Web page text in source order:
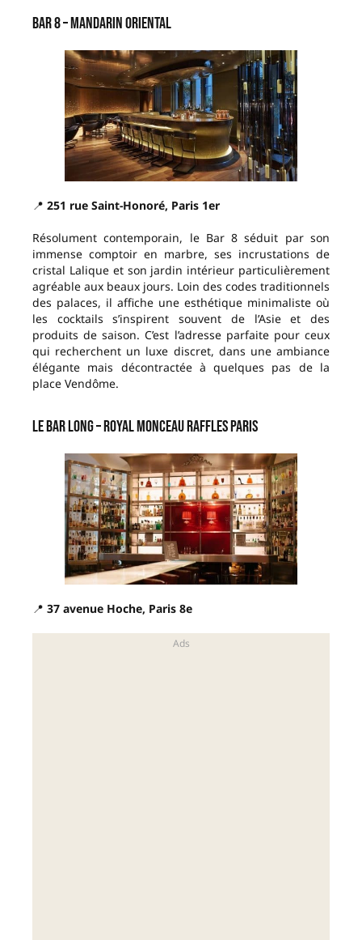
Bar 8 – Mandarin Oriental
📍 251 rue Saint-Honoré, Paris 1er
Résolument contemporain, le Bar 8 séduit par son
immense comptoir en marbre, ses incrustations de
cristal Lalique et son jardin intérieur particulièrement
agréable aux beaux jours. Loin des codes traditionnels
des palaces, il affiche une esthétique minimaliste où
les cocktails s’inspirent souvent de l’Asie et des
produits de saison. C’est l’adresse parfaite pour ceux
qui recherchent un luxe discret, dans une ambiance
élégante mais décontractée à quelques pas de la
place Vendôme.
Le Bar Long – Royal Monceau Raffles Paris
📍 37 avenue Hoche, Paris 8e